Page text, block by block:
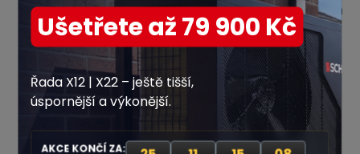
je důležité, jak je váš dům
velký a starý a jakou
teplotu máte rádi.
1. Tepelná
čerpadla
vzduch-voda
Ušetřete až 79 900 Kč
Řada X12 | X22 – ještě tišší,
úspornější a výkonější.
AKCE KONČÍ ZA:
Kolik osob žije ve vaší
domácnosti?